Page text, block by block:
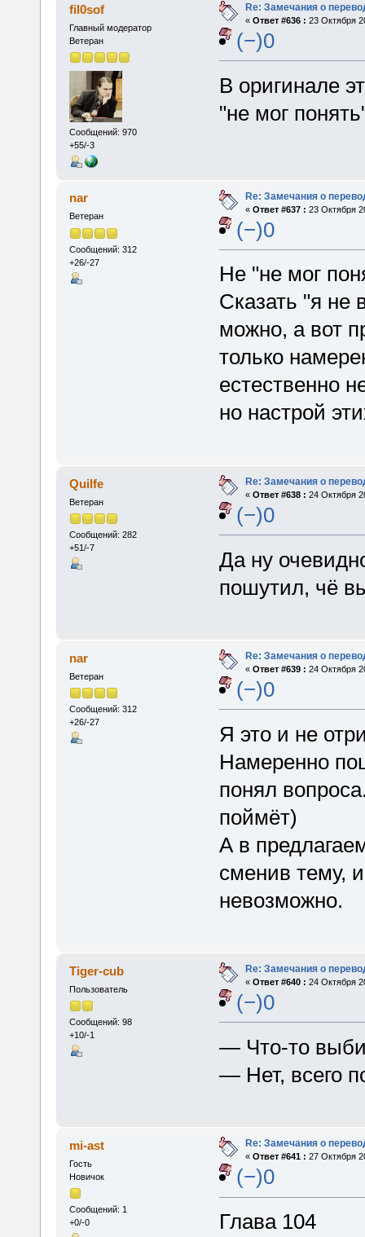
fil0sof
Главный модератор
Ветеран
Сообщений: 970
+55/-3
Re: Замечания о
« Ответ #636 : 23 Октября
(−)0
В оригинале
"не мог
nar
Ветеран
Сообщений: 312
+26/-27
Re: Замечания о
« Ответ #637 : 23 Октября
(−)0
Не "не мог
Сказать "я не
можно, а вот
только
естественно
но настрой
Quilfe
Ветеран
Сообщений: 282
+51/-7
Re: Замечания о
« Ответ #638 : 24 Октября
(−)0
Да ну
пошутил, чё
nar
Ветеран
Сообщений: 312
+26/-27
Re: Замечания о
« Ответ #639 : 24 Октября
(−)0
Я это и не
Намеренно
понял
поймёт)
А в
сменив тему,
невозможно.
Tiger-cub
Пользователь
Сообщений: 98
+10/-1
Re: Замечания о
« Ответ #640 : 24 Октября
(−)0
— Что-то
— Нет, всего
mi-ast
Гость
Новичок
Сообщений: 1
+0/-0
Re: Замечания о
« Ответ #641 : 27 Октября
(−)0
Глава 104